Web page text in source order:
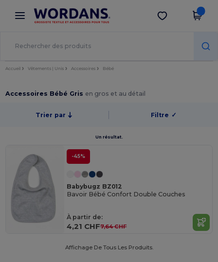
× Appli Wordans
Meilleurs prix sur l’app !
Obtenir l'appli
Accueil Vêtements | Unis Accessoires Bébé
Accessoires Bébé Gris en gros et au détail
Trier par Filtre ✓
Un résultat.
-45%
Babybugz BZ012
Bavoir Bébé Confort Double Couches
À partir de:
4,21 CHF7,64 CHF
Affichage De Tous Les Produits.